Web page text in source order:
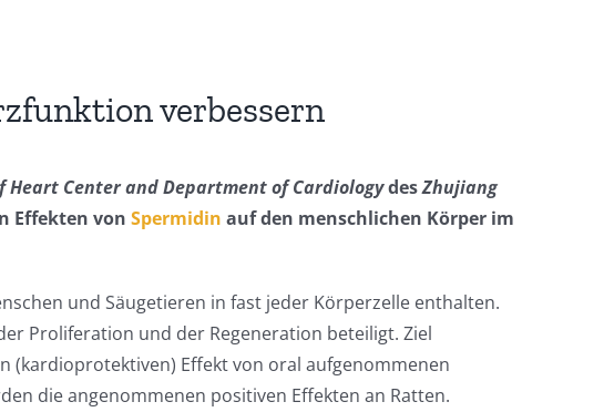
verbessern
Heart Center and Department of CardiologydesZhujiang
Effekten von Spermidin auf den menschlichen Körper im
und Säugetieren in fast jeder Körperzelle enthalten.
Proliferation und der Regeneration beteiligt. Ziel
(kardioprotektiven) Effekt von oral aufgenommenen
die angenommenen positiven Effekten an Ratten.